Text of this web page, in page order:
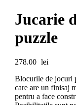
Jucarie
puzzle
278.00 lei
Blocurile de jocuri
care are un finisaj
pentru a face